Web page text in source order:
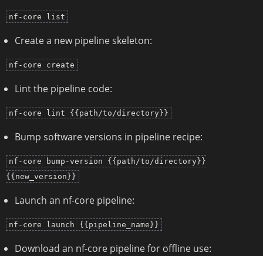
nf-core list
Create a new pipeline skeleton:
nf-core create
Lint the pipeline code:
nf-core lint {{path/to/directory}}
Bump software versions in pipeline recipe:
nf-core bump-version {{path/to/directory}}
{{new_version}}
Launch an nf-core pipeline:
nf-core launch {{pipeline_name}}
Download an nf-core pipeline for offline use: